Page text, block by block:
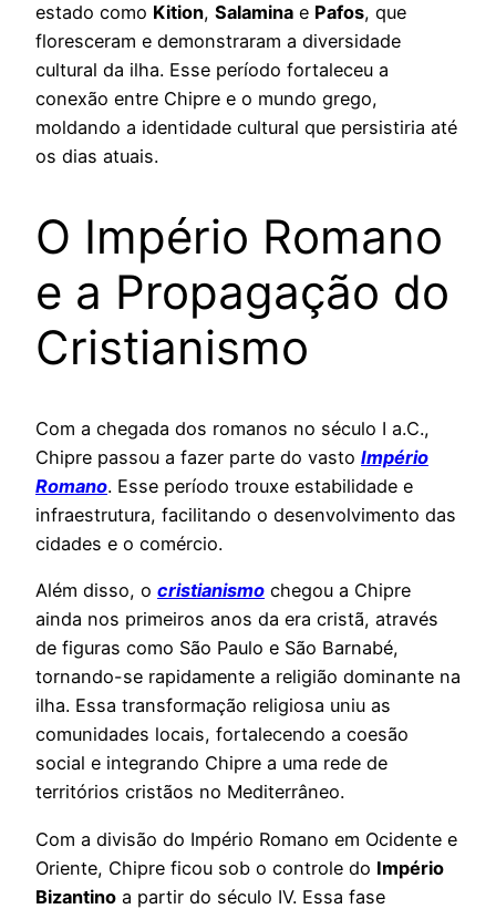
estado como Kition, Salamina e Pafos, que
floresceram e demonstraram a diversidade
cultural da ilha. Esse período fortaleceu a
conexão entre Chipre e o mundo grego,
moldando a identidade cultural que persistiria até
os dias atuais.
O Império Romano
e a Propagação do
Cristianismo
Com a chegada dos romanos no século I a.C.,
Chipre passou a fazer parte do vasto Império
Romano. Esse período trouxe estabilidade e
infraestrutura, facilitando o desenvolvimento das
cidades e o comércio.
Além disso, o cristianismo chegou a Chipre
ainda nos primeiros anos da era cristã, através
de figuras como São Paulo e São Barnabé,
tornando-se rapidamente a religião dominante na
ilha. Essa transformação religiosa uniu as
comunidades locais, fortalecendo a coesão
social e integrando Chipre a uma rede de
territórios cristãos no Mediterrâneo.
Com a divisão do Império Romano em Ocidente e
Oriente, Chipre ficou sob o controle do Império
Bizantino a partir do século IV. Essa fase